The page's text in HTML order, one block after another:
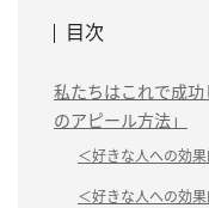
目次
私たちはこれで成
のアピール方法」
＜好きな人への効
＜好きな人への効